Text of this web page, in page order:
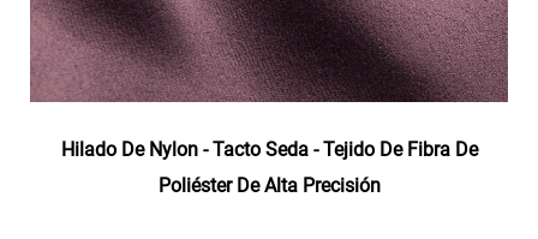
Hilado De Nylon - Tacto Seda - Tejido De Fibra De
Poliéster De Alta Precisión